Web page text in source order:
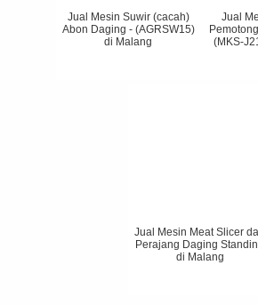
Jual Mesin Suwir (cacah)
Abon Daging - (AGRSW15)
di Malang
Jual
(MKS-
Jual Mesin Meat Slicer
Perajang Daging
di Malang